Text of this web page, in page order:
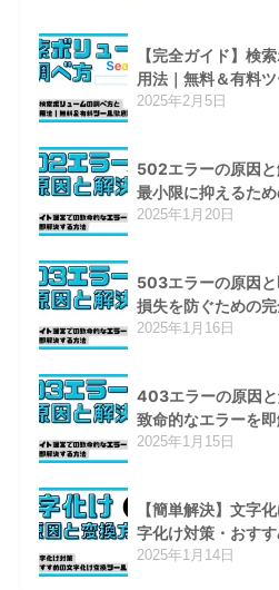
【完全ガイド】検
用法｜無料＆有料
2025年2月5日
502エラーの原因
最小限に抑えるた
2025年1月20日
503エラーの原因
損失を防ぐための
2025年1月16日
403エラーの原因
致命的なエラーを
2025年1月15日
【簡単解決】文字
字化け対策・おす
2025年1月14日